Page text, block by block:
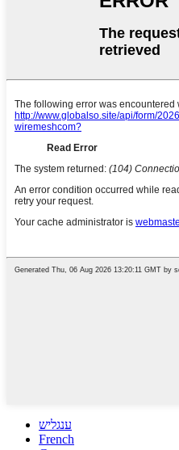
ענגליש
French